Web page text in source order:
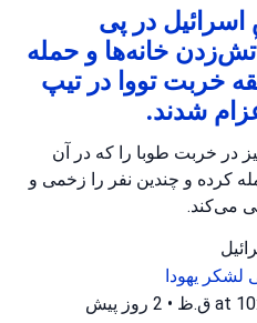
در پی
خانه‌ها و حمله
خربت تووا در تیپ
شدند.
در خربت طوبا را که در آن
کرده و چندین نفر را زخمی و
می‌کند.
لشکر یهودا
• 2 روز پیش